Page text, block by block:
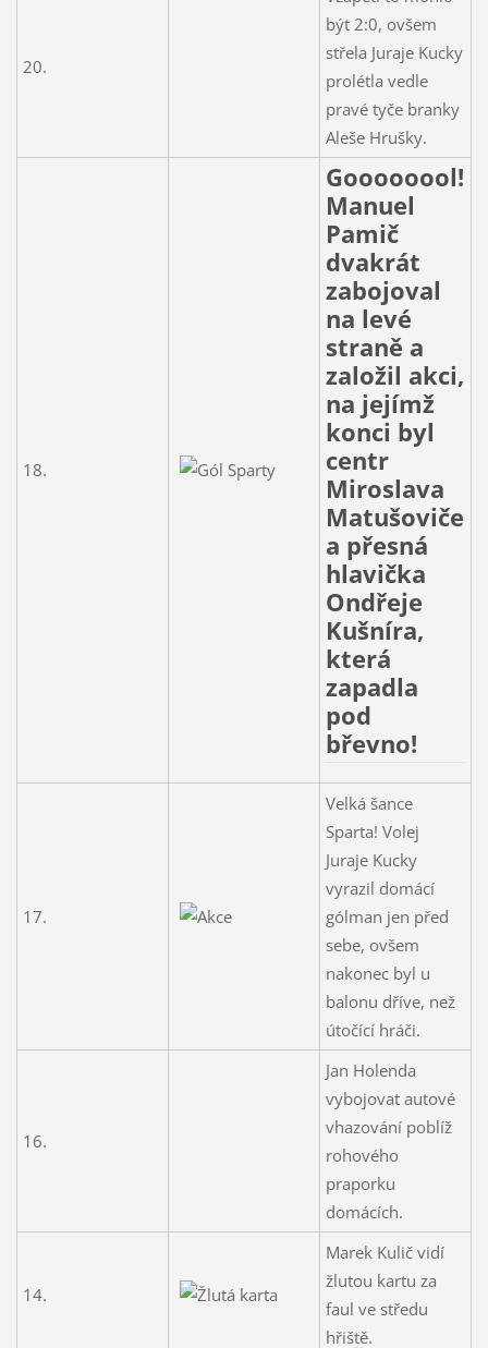
20.
být 2:0, ovšem
střela Juraje Kucky
prolétla vedle
pravé tyče branky
Aleše Hrušky.
18.
Goooooool!
Manuel
Pamič
dvakrát
zabojoval
na levé
straně a
založil akci,
na jejímž
konci byl
centr
Miroslava
Matušoviče
a přesná
hlavička
Ondřeje
Kušníra,
která
zapadla
pod
břevno!
17.
Velká šance
Sparta! Volej
Juraje Kucky
vyrazil domácí
gólman jen před
sebe, ovšem
nakonec byl u
balonu dříve, než
útočící hráči.
16.
Jan Holenda
vybojovat autové
vhazování poblíž
rohového
praporku
domácích.
14.
Marek Kulič vidí
žlutou kartu za
faul ve středu
hřiště.